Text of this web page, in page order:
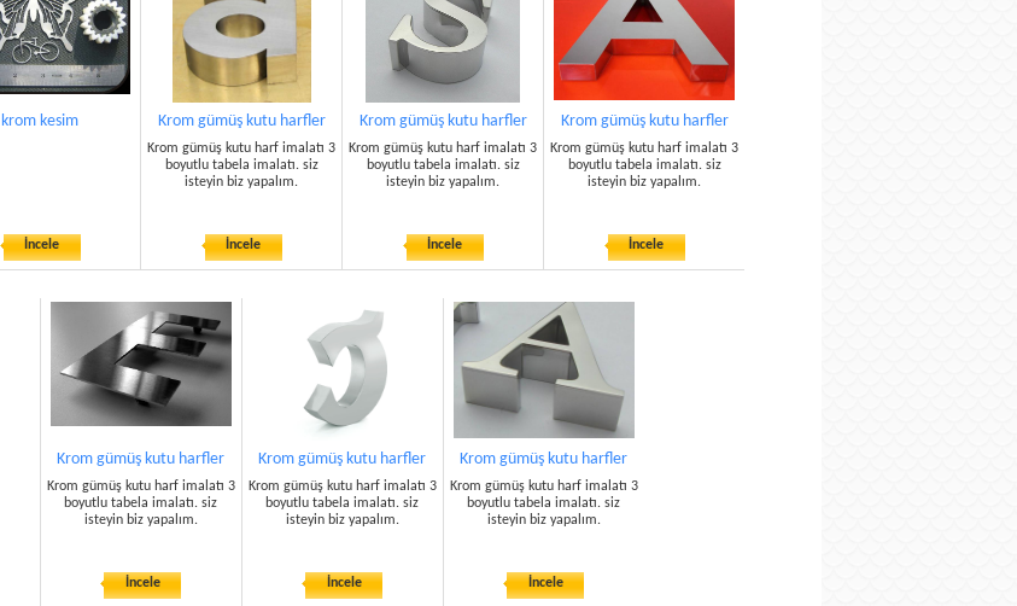
krom kesim
İncele
Krom gümüş kutu harfler
Krom gümüş kutu harf imalatı 3
boyutlu tabela imalatı. siz
isteyin biz yapalım.
İncele
Krom gümüş kutu harfler
Krom gümüş kutu harf imalatı 3
boyutlu tabela imalatı. siz
isteyin biz yapalım.
İncele
Krom gümüş kutu harfler
Krom gümüş kutu harf imalatı 3
boyutlu tabela imalatı. siz
isteyin biz yapalım.
İncele
Krom gümüş kutu harfler
Krom gümüş kutu harf imalatı 3
boyutlu tabela imalatı. siz
isteyin biz yapalım.
İncele
Krom gümüş kutu harfler
Krom gümüş kutu harf imalatı 3
boyutlu tabela imalatı. siz
isteyin biz yapalım.
İncele
Krom gümüş kutu harfler
Krom gümüş kutu harf imalatı 3
boyutlu tabela imalatı. siz
isteyin biz yapalım.
İncele